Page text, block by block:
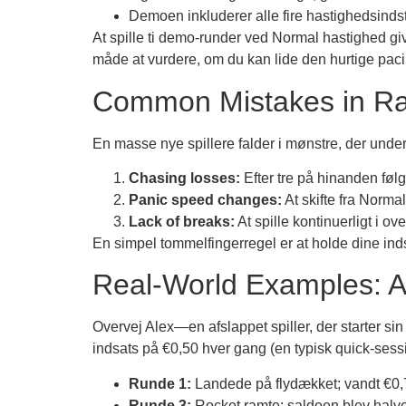
Demoen inkluderer alle fire
At spille ti demo‑runder ved Normal hastighed
måde at vurdere, om du kan lide den hurtige
Common Mistakes in
En masse nye spillere falder i mønstre, der
Chasing losses: Efter tre på hinanden
Panic speed changes: At skifte fra
Lack of breaks: At spille kontinuerligt i
En simpel tommelfingerregel er at holde dine
Real‑World Examples:
Overvej Alex—en afslappet spiller, der starter
indsats på €0,50 hver gang (en typisk
Runde 1: Landede på flydækket; vandt